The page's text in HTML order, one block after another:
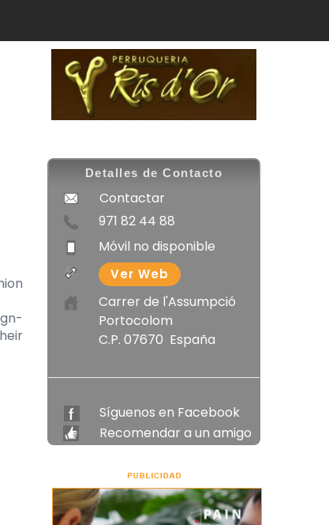
Detalles de Contacto
Contactar
971 82 44 88
Móvil no disponible
Ver Web
Carrer de l'Assumpció
Portocolom
C.P. 07670 España
Síguenos en Facebook
Recomendar a un amigo